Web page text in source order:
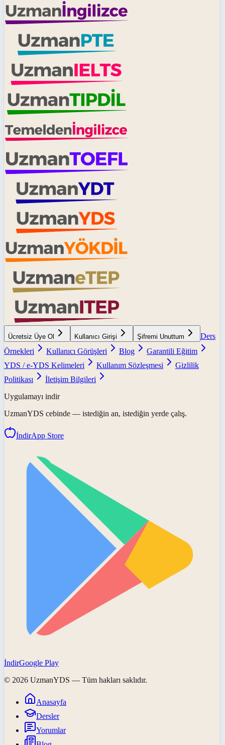
Ücretsiz Üye Ol Kullanıcı Girişi Şifremi Unuttum
Ders
Örnekleri
Kullanıcı Görüşleri Blog
Garantili Eğitim
YDS / e-YDS Kelimeleri
Kullanım Sözleşmesi
Gizlilik
Politikası
İletişim Bilgileri
Uygulamayı indir
UzmanYDS cebinde — istediğin an, istediğin yerde çalış.
İndirApp Store
İndirGoogle Play
© 2026 UzmanYDS — Tüm hakları saklıdır.
Anasayfa
Dersler
Yorumlar